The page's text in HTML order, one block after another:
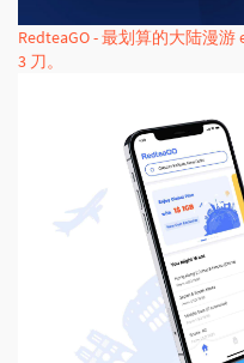
RedteaGO - 最划算的大陆漫
3 刀。